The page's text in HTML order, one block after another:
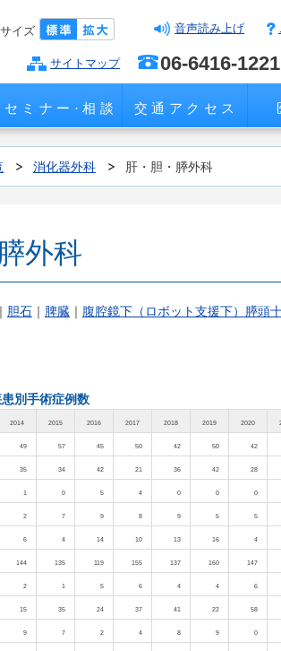
イズ 音声読み上げ
サイトマップ 06-6416-1221
セミナー·相談 交通アクセス
消化器外科 肝・胆・膵外科
外科
｜ 胆石 ｜ 脾臓 ｜ 腹腔鏡下（ロボット支援下）膵頭
別手術症例数
2014 2015 2016 2017 2018 2019 2020
49 57 45 50 42 50 42
35 34 42 21 36 42 28
1 0 5 4 0 0 0
2 7 9 8 9 5 5
6 4 14 10 13 16 4
144 135 119 155 137 160 147
2 1 5 6 4 4 6
15 35 24 37 41 22 58
9 7 2 4 8 9 0